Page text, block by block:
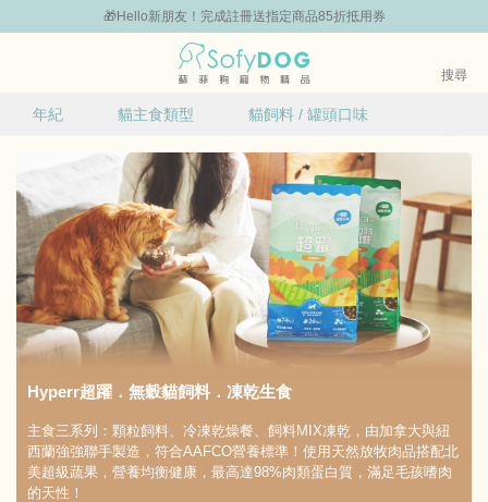
🎁Hello新朋友！完成註冊送指定商品85折抵用券
搜尋
運 | 貓咪體驗組 品牌組合包86折起 主打品牌
Hyperr超躍．無穀貓飼料．凍乾生食
主食三系列：顆粒飼料、冷凍乾燥餐、飼料MIX凍乾，由加拿大與紐
西蘭強強聯手製造，符合AAFCO營養標準！使用天然放牧肉品搭配北
美超級蔬果，營養均衡健康，最高達98%肉類蛋白質，滿足毛孩嗜肉
的天性！
年紀
清除 確定
貓主食類型
凍乾生食
貓飼料+凍乾
清除 確定
貓飼料 / 罐頭口味
羊肉
雞肉 鹿肉
魚類
清除 確定